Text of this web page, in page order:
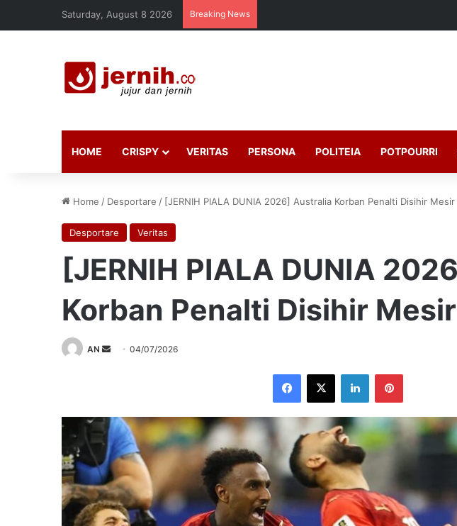
Saturday, August 8 2026 Breaking News
HOME CRISPY VERITAS PERSONA POLITEIA POTPOURRI
Home / Desportare / [JERNIH PIALA DUNIA 2026] Australia Korban Penalti Disihir Mesir
Desportare Veritas
[JERNIH PIALA DUNIA
Korban Penalti Disihir Mesir
AN
Send04/07/2026
Facebook
X LinkedInPinterest